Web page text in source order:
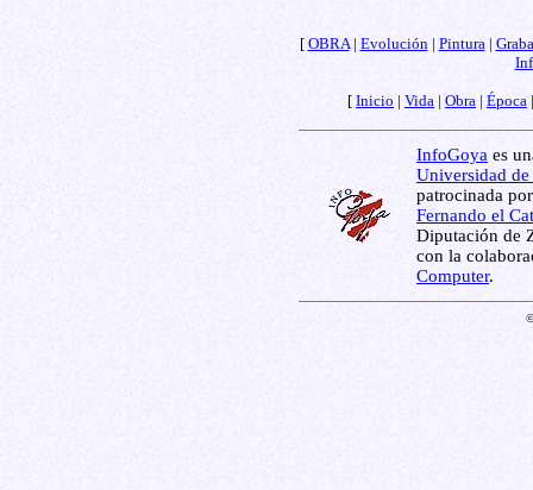
[ OBRA| Evolución| Pintura|
[ Inicio | Vida | Obra | Época
InfoGoya es
Universidad de
patrocinada
Fernando el
Diputación de
con la
Computer.